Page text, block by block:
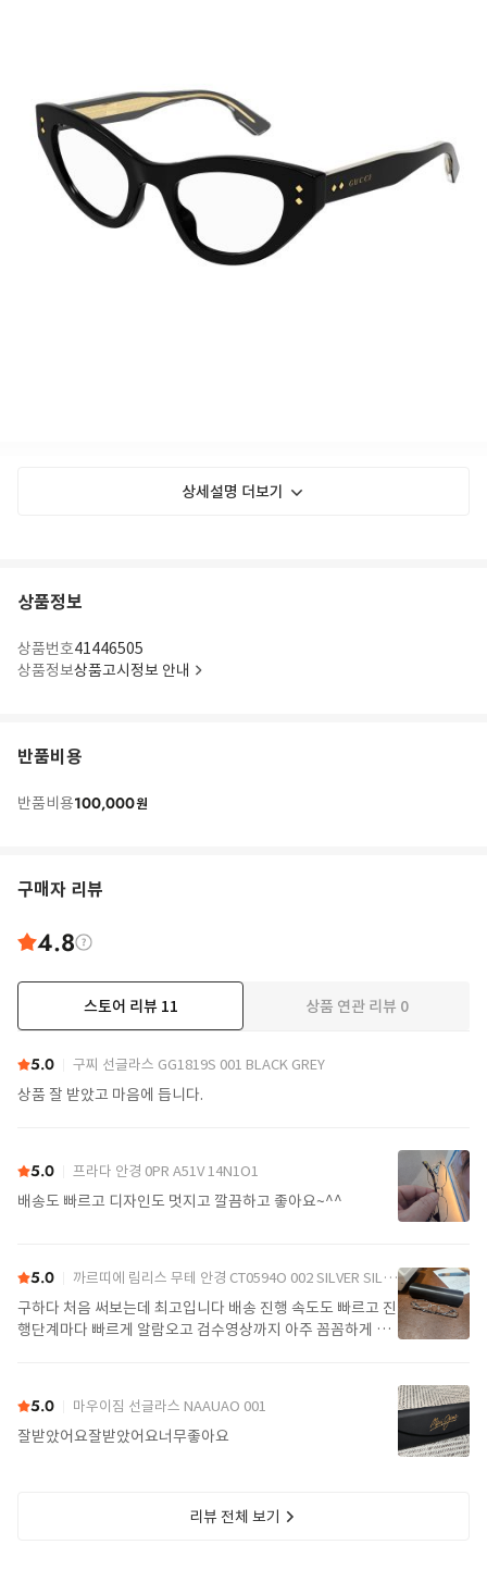
상세설명 더보기
상품정보
상품번호41446505
상품정보상품고시정보 안내
반품비용
반품비용100,000원
구매자 리뷰
4.8
스토어 리뷰 11 상품 연관 리뷰 0
5.0 구찌 선글라스 GG1819S 001 BLACK GREY
상품 잘 받았고 마음에 듭니다.
5.0 프라다 안경 0PR A51V 14N1O1
배송도 빠르고 디자인도 멋지고 깔끔하고 좋아요~^^
5.0 까르띠에 림리스 무테 안경 CT0594O 002 SILVER SILVER TRANSPARENT
구하다 처음 써보는데 최고입니다 배송 진행 속도도 빠르고 진
행단계마다 빠르게 알람오고 검수영상까지 아주 꼼꼼하게 찍
5.0 마우이짐 선글라스 NAAUAO 001
잘받았어요잘받았어요너무좋아요
리뷰 전체 보기